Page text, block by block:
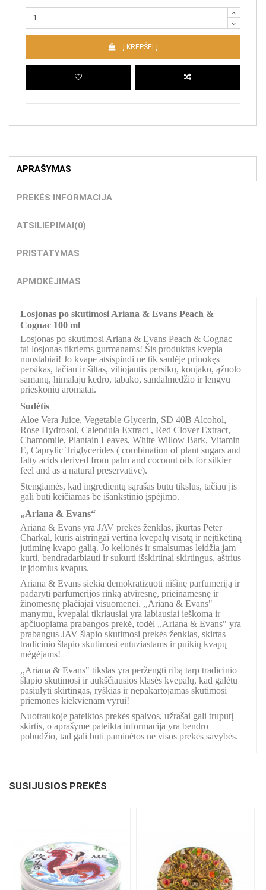
Į KREPŠELĮ
APRAŠYMAS
PREKĖS INFORMACIJA
ATSILIEPIMAI(0)
PRISTATYMAS
APMOKĖJIMAS
Losjonas po skutimosi Ariana & Evans Peach &
Cognac 100 ml
Losjonas po skutimosi Ariana & Evans Peach & Cognac –
tai losjonas tikriems gurmanams! Šis produktas kvepia
nuostabiai! Jo kvape atsispindi ne tik saulėje prinokęs
persikas, tačiau ir šiltas, viliojantis persikų, konjako, ąžuolo
samanų, himalajų kedro, tabako, sandalmedžio ir lengvų
prieskonių aromatai.
Sudėtis
Aloe Vera Juice, Vegetable Glycerin, SD 40B Alcohol,
Rose Hydrosol, Calendula Extract , Red Clover Extract,
Chamomile, Plantain Leaves, White Willow Bark, Vitamin
E, Caprylic Triglycerides ( combination of plant sugars and
fatty acids derived from palm and coconut oils for silkier
feel and as a natural preservative).
Stengiamės, kad ingredientų sąrašas būtų tikslus, tačiau jis
gali būti keičiamas be išankstinio įspėjimo.
„Ariana & Evans“
Ariana & Evans yra JAV prekės ženklas, įkurtas Peter
Charkal, kuris aistringai vertina kvepalų visatą ir neįtikėtiną
jutiminę kvapo galią. Jo kelionės ir smalsumas leidžia jam
kurti, bendradarbiauti ir sukurti išskirtinai skirtingus, aštrius
ir įdomius kvapus.
Ariana & Evans siekia demokratizuoti nišinę parfumeriją ir
padaryti parfumerijos rinką atviresnę, prieinamesnę ir
žinomesnę plačiajai visuomenei. ,,Ariana & Evans"
manymu, kvepalai tikriausiai yra labiausiai ieškoma ir
apčiuopiama prabangos prekė, todėl ,,Ariana & Evans" yra
prabangus JAV šlapio skutimosi prekės ženklas, skirtas
tradicinio šlapio skutimosi entuziastams ir puikių kvapų
mėgėjams!
,,Ariana & Evans" tikslas yra peržengti ribą tarp tradicinio
šlapio skutimosi ir aukščiausios klasės kvepalų, kad galėtų
pasiūlyti skirtingas, ryškias ir nepakartojamas skutimosi
priemones kiekvienam vyrui!
Nuotraukoje pateiktos prekės spalvos, užrašai gali truputį
skirtis, o aprašyme pateikta informacija yra bendro
pobūdžio, tad gali būti paminėtos ne visos prekės savybės.
SUSIJUSIOS PREKĖS